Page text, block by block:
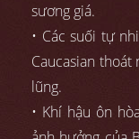
sương giá.
• Các suối tự
Caucasian
lũng.
• Khí hậu ôn